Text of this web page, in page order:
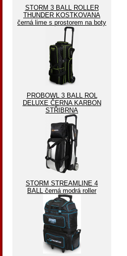
STORM 3 BALL ROLLER
THUNDER KOSTKOVANA
černá lime s prostorem na boty
PROBOWL 3 BALL ROL
DELUXE ČERNA KARBON
STŘIBRNA
STORM STREAMLINE 4
BALL černá modrá roller